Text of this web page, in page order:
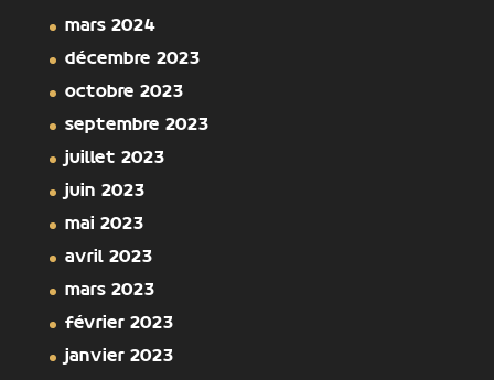
mars 2024
décembre 2023
octobre 2023
septembre 2023
juillet 2023
juin 2023
mai 2023
avril 2023
mars 2023
février 2023
janvier 2023